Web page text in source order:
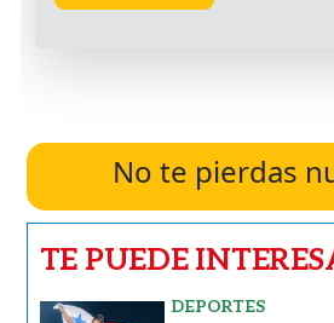
No te pierdas
TE PUEDE
DEPORTES